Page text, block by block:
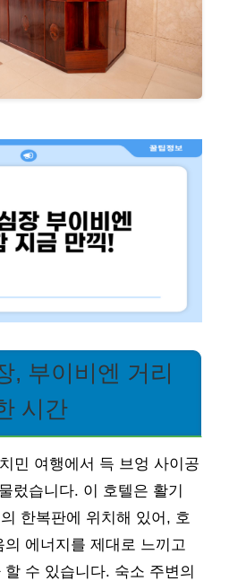
, 부이비엔 거리
시간
민 여행에서 득 브엉 사이공
렀습니다. 이 호텔은 활기
한복판에 위치해 있어, 호
에너지를 제대로 느끼고
수 있습니다. 숙소 주변의